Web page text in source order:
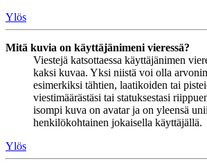
Ylös
Mitä kuvia on käyttäjänimeni vieressä?
Viestejä katsottaessa käyttäjänimen
kaksi kuvaa. Yksi niistä voi olla
esimerkiksi tähtien, laatikoiden tai
viestimäärästäsi tai statuksestasi
isompi kuva on avatar ja on yleensä
henkilökohtainen jokaisella käyttäjällä.
Ylös